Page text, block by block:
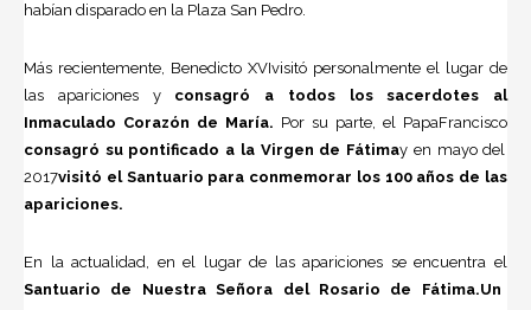
habían disparado en la Plaza San Pedro.
Más recientemente, Benedicto XVIvisitó personalmente el lugar de
las apariciones yconsagró a todos los sacerdotes al
Inmaculado Corazón de María. Por su parte, el PapaFrancisco
consagró su pontificado a la Virgen de Fátimay en mayo del
2017visitó el Santuario para conmemorar los 100 años de las
apariciones.
En la actualidad, en el lugar de las apariciones se encuentra el
Santuario de Nuestra Señora del Rosario de Fátima.Un